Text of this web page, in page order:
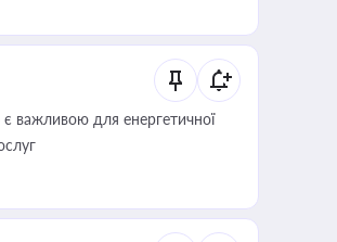
є важливою для енергетичної